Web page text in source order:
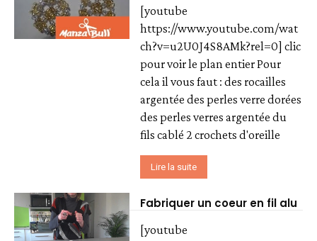
[youtube
https://www.youtube.com/wat
ch?v=u2U0J4S8AMk?rel=0] clic
pour voir le plan entier Pour
cela il vous faut : des rocailles
argentée des perles verre dorées
des perles verres argentée du
fils cablé 2 crochets d'oreille
Lire la suite
Fabriquer un coeur en fil alu
[youtube